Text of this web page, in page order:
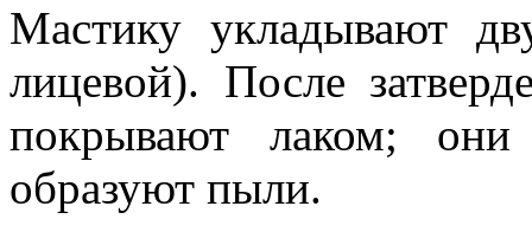
Мастику укладывают
лицевой). После
покрывают лаком;
образуют пыли.